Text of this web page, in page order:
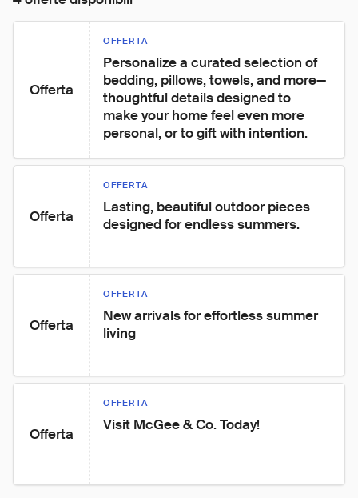
Offerta
OFFERTA
Personalize a curated selection of
bedding, pillows, towels, and more—
thoughtful details designed to
make your home feel even more
personal, or to gift with intention.
Offerta
OFFERTA
Lasting, beautiful outdoor pieces
designed for endless summers.
Offerta
OFFERTA
New arrivals for effortless summer
living
Offerta
OFFERTA
Visit McGee & Co. Today!